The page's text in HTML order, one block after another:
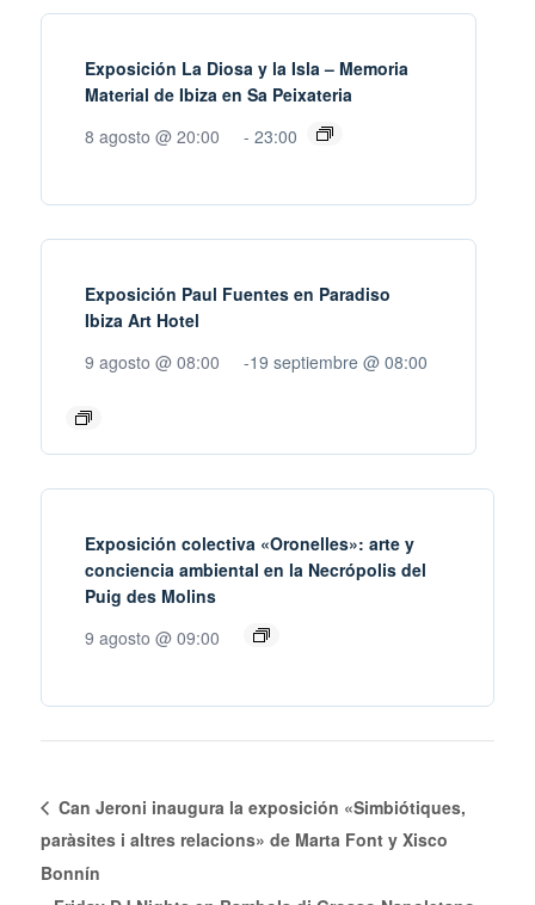
Exposición La Diosa y la Isla – Memoria
Material de Ibiza en Sa Peixateria
8 agosto @ 20:00
- 23:00
Exposición Paul Fuentes en Paradiso
Ibiza Art Hotel
9 agosto @ 08:00
-19 septiembre @ 08:00
Exposición colectiva «Oronelles»: arte y
conciencia ambiental en la Necrópolis del
Puig des Molins
9 agosto @ 09:00
Can Jeroni inaugura la exposición «Simbiótiques,
paràsites i altres relacions» de Marta Font y Xisco
Bonnín